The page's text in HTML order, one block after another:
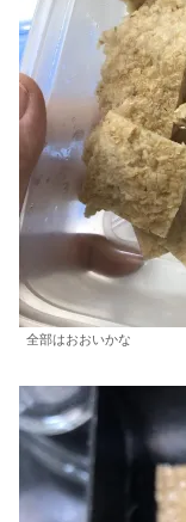
全部はおおいかな